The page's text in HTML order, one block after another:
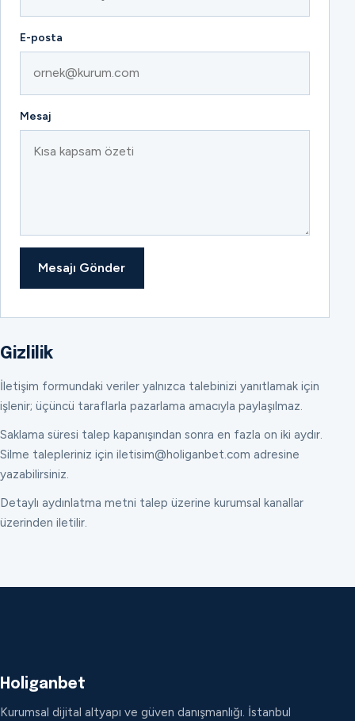
E-posta
Mesaj
Mesajı Gönder
Gizlilik
İletişim formundaki veriler yalnızca talebinizi yanıtlamak için
işlenir; üçüncü taraflarla pazarlama amacıyla paylaşılmaz.
Saklama süresi talep kapanışından sonra en fazla on iki aydır.
Silme talepleriniz için iletisim@holiganbet.com adresine
yazabilirsiniz.
Detaylı aydınlatma metni talep üzerine kurumsal kanallar
üzerinden iletilir.
Holiganbet
Kurumsal dijital altyapı ve güven danışmanlığı. İstanbul